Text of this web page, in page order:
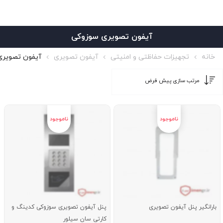
آیفون تصویری سوزوکی
خانه تجهیزات حفاظتی و امنیتی آیفون تصویری آیفون
بارانگیر پنل آیفون تصویری
پنل آیفون تصویری سوزوکی کدینگ و
کارتی سان سیلور